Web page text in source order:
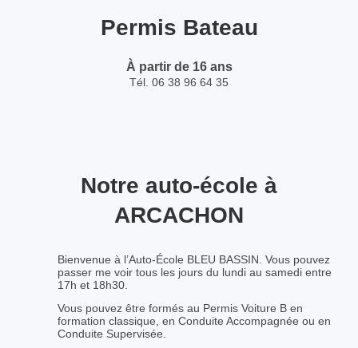
Permis Bateau
À partir de 16 ans
Tél. 06 38 96 64 35
Notre auto-école à
ARCACHON
Bienvenue à l’Auto-École BLEU BASSIN. Vous pouvez
passer me voir tous les jours du lundi au samedi entre
17h et 18h30.
Vous pouvez être formés au Permis Voiture B en
formation classique, en Conduite Accompagnée ou en
Conduite Supervisée.